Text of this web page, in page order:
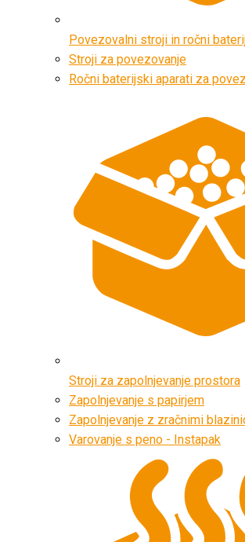
Povezovalni stroji in ročni
Stroji za povezovanje
Ročni baterijski aparati za
Stroji za zapolnjevanje prostora
Zapolnjevanje s papirjem
Zapolnjevanje z zračnimi
Varovanje s peno - Instapak